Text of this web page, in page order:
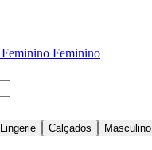
Feminino Feminino
Lingerie Calçados Masculino